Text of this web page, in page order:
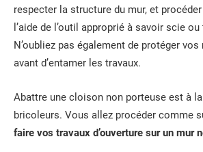
respecter la structure du mur, et
l’aide de l’outil approprié à savoir scie
N’oubliez pas également de protéger vos
avant d’entamer les travaux.
Abattre une cloison non porteuse est à
bricoleurs. Vous allez procéder comme
faire vos travaux d’ouverture sur un mur